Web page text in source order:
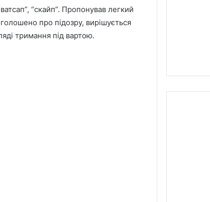
“скайп”. Пропонував легкий
про підозру, вирішується
тримання під вартою.